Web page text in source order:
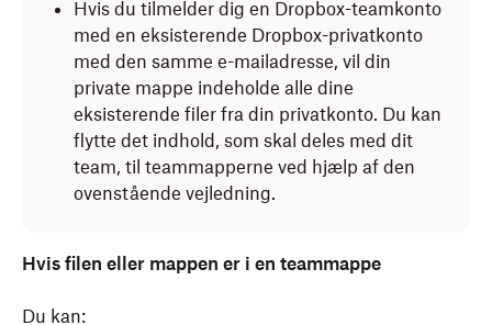
Hvis du tilmelder dig en Dropbox-teamkonto
med en eksisterende Dropbox-privatkonto
med den samme e-mailadresse, vil din
private mappe indeholde alle dine
eksisterende filer fra din privatkonto. Du kan
flytte det indhold, som skal deles med dit
team, til teammapperne ved hjælp af den
ovenstående vejledning.
Hvis filen eller mappen er i en teammappe
Du kan: